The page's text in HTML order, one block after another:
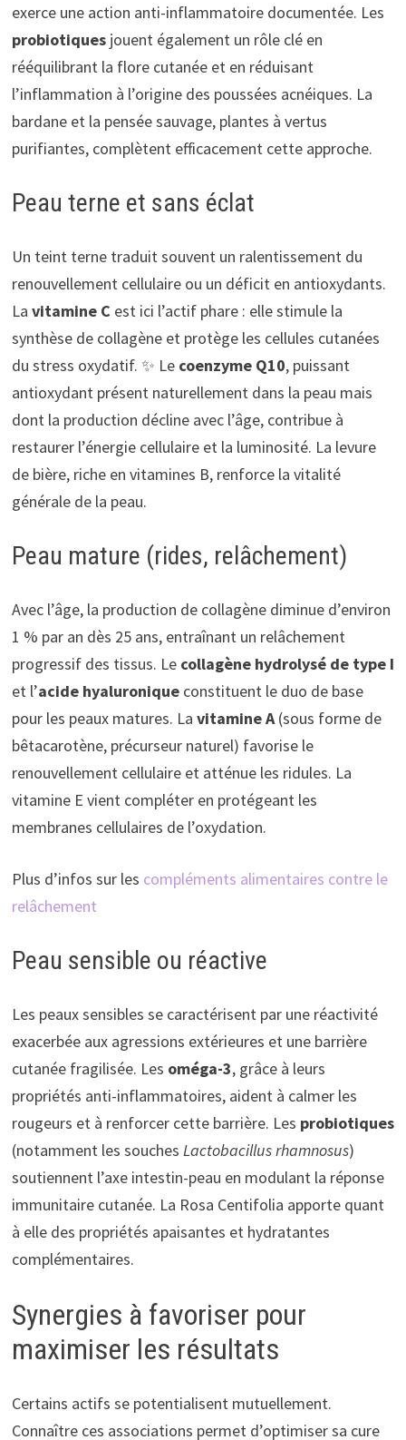
exerce une action anti-inflammatoire documentée. Les
probiotiquesjouent également un rôle clé en
rééquilibrant la flore cutanée et en réduisant
l’inflammation à l’origine des poussées acnéiques. La
bardane et la pensée sauvage, plantes à vertus
purifiantes, complètent efficacement cette approche.
Peau terne et sans éclat
Un teint terne traduit souvent un ralentissement du
renouvellement cellulaire ou un déficit en antioxydants.
La vitamine C est ici l’actif phare : elle stimule la
synthèse de collagène et protège les cellules cutanées
du stress oxydatif. ✨ Le coenzyme Q10, puissant
antioxydant présent naturellement dans la peau mais
dont la production décline avec l’âge, contribue à
restaurer l’énergie cellulaire et la luminosité. La levure
de bière, riche en vitamines B, renforce la vitalité
générale de la peau.
Peau mature (rides, relâchement)
Avec l’âge, la production de collagène diminue d’environ
1 % par an dès 25 ans, entraînant un relâchement
progressif des tissus. Le collagène hydrolysé de type I
et l’acide hyaluroniqueconstituent le duo de base
pour les peaux matures. La vitamine A(sous forme de
bêtacarotène, précurseur naturel) favorise le
renouvellement cellulaire et atténue les ridules. La
vitamine E vient compléter en protégeant les
membranes cellulaires de l’oxydation.
Plus d’infos sur les compléments alimentaires contre le
relâchement
Peau sensible ou réactive
Les peaux sensibles se caractérisent par une réactivité
exacerbée aux agressions extérieures et une barrière
cutanée fragilisée. Les oméga-3, grâce à leurs
propriétés anti-inflammatoires, aident à calmer les
rougeurs et à renforcer cette barrière. Les probiotiques
(notamment les souches Lactobacillus rhamnosus)
soutiennent l’axe intestin-peau en modulant la réponse
immunitaire cutanée. La Rosa Centifolia apporte quant
à elle des propriétés apaisantes et hydratantes
complémentaires.
Synergies à favoriser pour
maximiser les résultats
Certains actifs se potentialisent mutuellement.
Connaître ces associations permet d’optimiser sa cure